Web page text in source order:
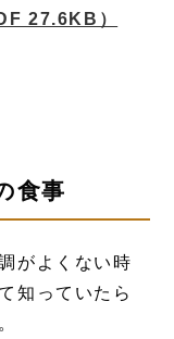
27.6KB）
食事
がよくない時
知っていたら